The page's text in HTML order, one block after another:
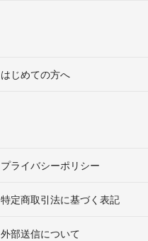
はじめての方へ
プライバシーポリシー
特定商取引法に基づく表記
外部送信について